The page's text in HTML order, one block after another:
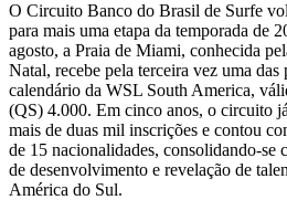
O Circuito Banco do Brasil de Surfe
para mais uma etapa da temporada de
agosto, a Praia de Miami, conhecida
Natal, recebe pela terceira vez uma das
calendário da WSL South America,
(QS) 4.000. Em cinco anos, o circuito
mais de duas mil inscrições e contou
de 15 nacionalidades, consolidando-se
de desenvolvimento e revelação de
América do Sul.